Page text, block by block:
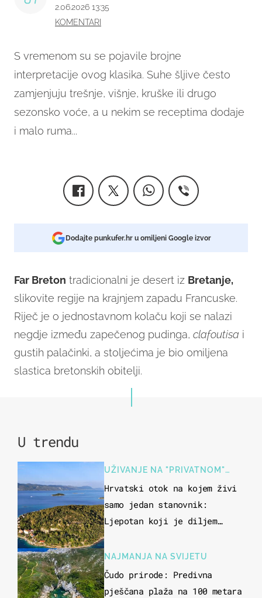
S vremenom su se pojavile brojne
interpretacije ovog klasika. Suhe šljive često
zamjenjuju trešnje, višnje, kruške ili drugo
sezonsko voće, a u nekim se receptima dodaje
i malo ruma...
2.06.2026 13:35
KOMENTARI
Dodajte punkufer.hr u omiljeni Google izvor
Far Breton tradicionalni je desert iz Bretanje,
slikovite regije na krajnjem zapadu Francuske.
Riječ je o jednostavnom kolaču koji se nalazi
negdje između zapečenog pudinga, clafoutisa i
gustih palačinki, a stoljećima je bio omiljena
slastica bretonskih obitelji.
U trendu
UŽIVANJE NA "PRIVATNOM"
OTOKU
Hrvatski otok na kojem živi
samo jedan stanovnik:
Ljepotan koji je diljem
"bijelom zlatu"
NAJMANJA NA SVIJETU
Čudo prirode: Predivna
pješčana plaža na 100 metara